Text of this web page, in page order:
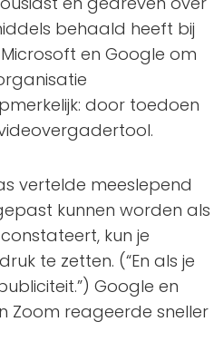
behaald heeft bij
en Google om
door toedoen
vertelde meeslepend
kunnen worden als
kun je
te zetten. (“En als je
Google en
Zoom reageerde sneller